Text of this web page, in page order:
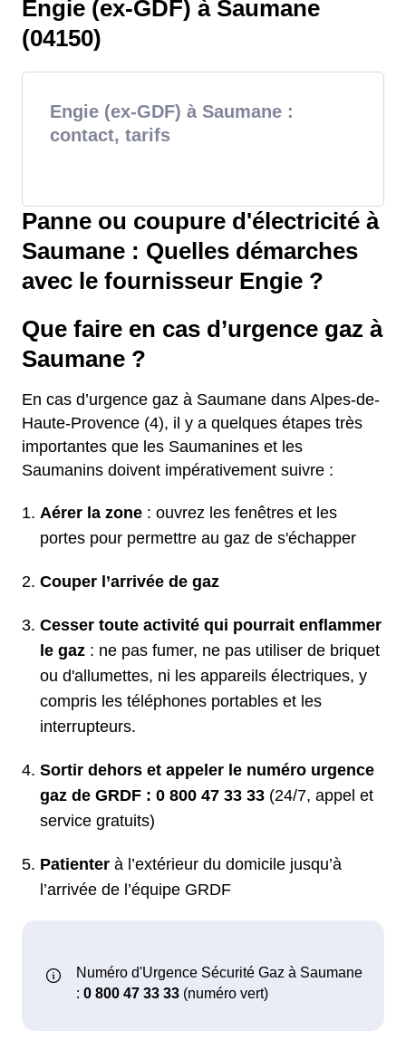
Engie (ex-GDF) à Saumane
(04150)
Engie (ex-GDF) à Saumane :
contact, tarifs
Panne ou coupure d'électricité à
Saumane : Quelles démarches
avec le fournisseur Engie ?
Que faire en cas d’urgence gaz à
Saumane ?
En cas d’urgence gaz à Saumane dans Alpes-de-
Haute-Provence (4), il y a quelques étapes très
importantes que les Saumanines et les
Saumanins doivent impérativement suivre :
Aérer la zone : ouvrez les fenêtres et les
portes pour permettre au gaz de s'échapper
Couper l’arrivée de gaz
Cesser toute activité qui pourrait enflammer
le gaz : ne pas fumer, ne pas utiliser de briquet
ou d'allumettes, ni les appareils électriques, y
compris les téléphones portables et les
interrupteurs.
Sortir dehors et appeler le numéro urgence
gaz de GRDF : 0 800 47 33 33 (24/7, appel et
service gratuits)
Patienter à l’extérieur du domicile jusqu’à
l’arrivée de l’équipe GRDF